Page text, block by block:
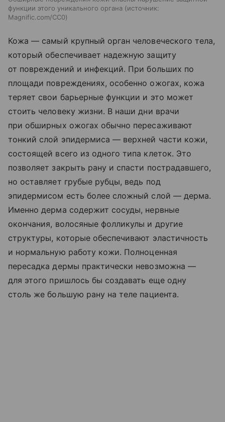
функции этого уникального органа
источник:
Magnific.com/CC0
Кожа — самый крупный орган человеческого тела,
который обеспечивает надежную защиту
от повреждений и инфекций. При больших по
площади повреждениях, особенно ожогах, кожа
теряет свои барьерные функции и это может
стоить человеку жизни. В наши дни врачи
при обширных ожогах обычно пересаживают
тонкий слой эпидермиса — верхней части кожи,
состоящей всего из одного типа клеток. Это
позволяет закрыть рану и спасти пострадавшего,
но оставляет грубые рубцы, ведь под
эпидермисом есть более сложный слой — дерма.
Именно дерма содержит сосуды, нервные
окончания, волосяные фолликулы и другие
структуры, которые обеспечивают эластичность
и нормальную работу кожи. Полноценная
пересадка дермы практически невозможна —
для этого пришлось бы создавать еще одну
столь же большую рану на теле пациента.